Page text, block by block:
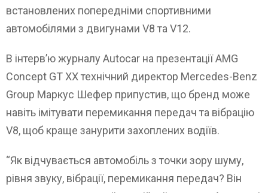
встановлених попередніми спортивними
автомобілями з двигунами V8 та V12.
В інтерв’ю журналу Autocar на презентації AMG
Concept GT XX технічний директор Mercedes-Benz
Group Маркус Шефер припустив, що бренд може
навіть імітувати перемикання передач та вібрацію
V8, щоб краще занурити захоплених водіїв.
“Як відчувається автомобіль з точки зору шуму,
рівня звуку, вібрації, перемикання передач? Він